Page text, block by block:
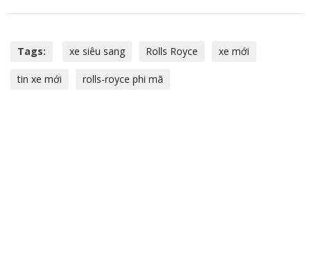
Tags: xe siêu sang Rolls Royce xe mới
tin xe mới rolls-royce phi mã